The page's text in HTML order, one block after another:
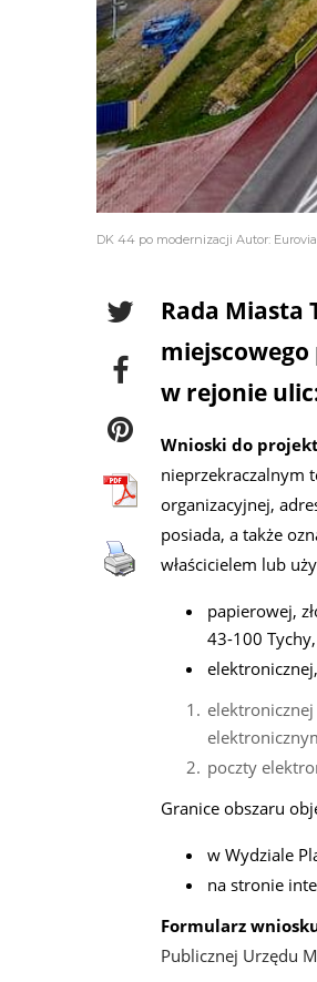
DK 44 po modernizacji Autor: Eurovia
Rada Miasta
w rejonie
Wnioski do
nieprzekraczalnym
organizacyjnej,
posiada, a także
właścicielem lub
papierowej,
43-100 Tychy,
poczty
Granice obszaru
w Wydziale
na stronie
Formularz
Publicznej Urzędu